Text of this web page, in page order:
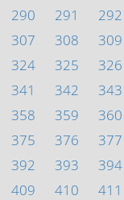
290 291
292
307 308
309
324 325
326
341 342
343
358 359
360
375 376
377
392 393
394
409 410
411